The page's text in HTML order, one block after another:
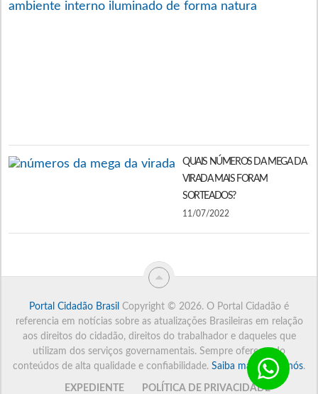
QUAIS NÚMEROS DA MEGA DA
VIRADA MAIS FORAM
SORTEADOS?
11/07/2022
Portal Cidadão Brasil Copyright © 2026. O Portal Cidadão é
referencia em notícias sobre as atualizações Brasileiras em relação
aos direitos do cidadão, direitos do trabalhador e daqueles que
utilizam dos serviços governamentais. Sempre oferecendo
conteúdos de alta qualidade e confiabilidade. Saiba mais sobre nós.
EXPEDIENTE POLÍTICA DE PRIVACIDADE